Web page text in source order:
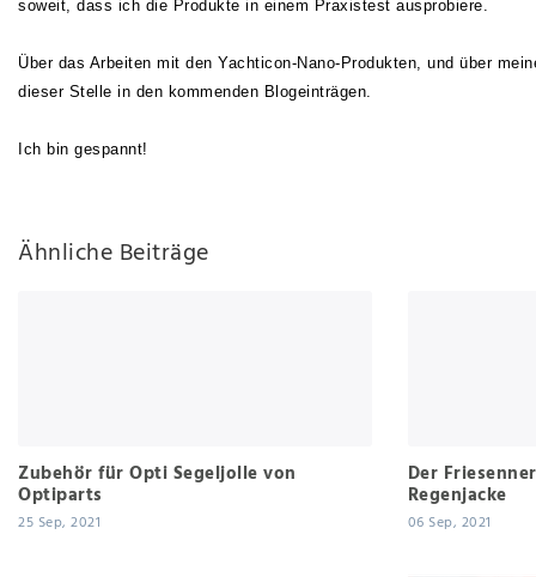
soweit, dass ich die Produkte in einem Praxistest ausprobiere.
Über das Arbeiten mit den Yachticon-Nano-Produkten, und über
dieser Stelle in den kommenden Blogeinträgen.
Ich bin gespannt!
Ähnliche Beiträge
Zubehör für Opti Segeljolle von
Optiparts
25 Sep, 2021
Der
Regenjacke
06 Sep, 2021